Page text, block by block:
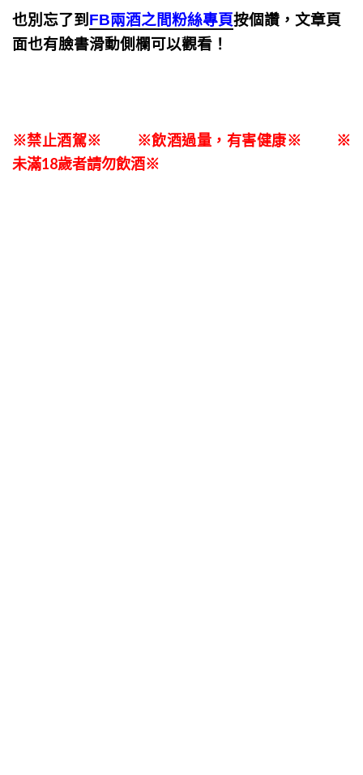
也別忘了到 FB兩酒之間粉絲專頁按個讚，文章頁
面也有臉書滑動側欄可以觀看！
※禁止酒駕※ ※飲酒過量，有害健康※ ※
未滿18歲者請勿飲酒※